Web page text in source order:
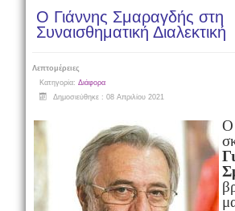
Ο Γιάννης Σμαραγδής στη
Συναισθηματική Διαλεκτική
Λεπτομέρειες
Κατηγορία: Διάφορα
Δημοσιεύθηκε : 08 Απριλίου 2021
Ο